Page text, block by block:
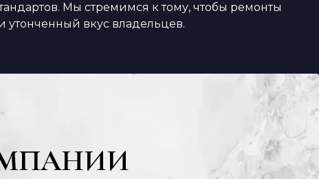
Мы стремимся к тому, чтобы ремонты
вкус владельцев.